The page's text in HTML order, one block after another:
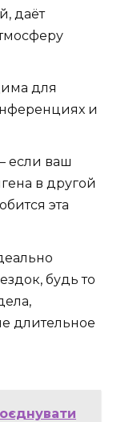
даёт
для
и
если ваш
в другой
эта
будь то
длительное